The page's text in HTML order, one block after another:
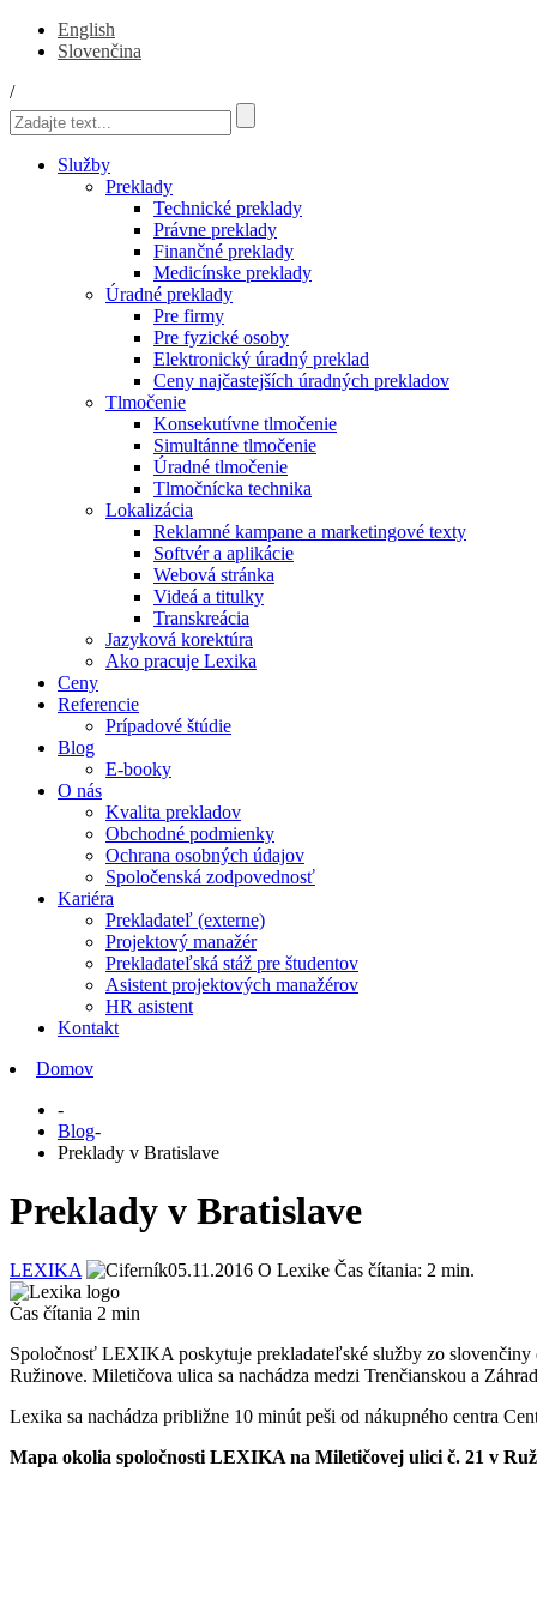
English
Slovenčina
/
Služby
Preklady
Technické preklady
Právne preklady
Finančné preklady
Medicínske preklady
Úradné preklady
Pre firmy
Pre fyzické osoby
Elektronický úradný preklad
Ceny najčastejších úradných prekladov
Tlmočenie
Konsekutívne tlmočenie
Simultánne tlmočenie
Úradné tlmočenie
Tlmočnícka technika
Lokalizácia
Reklamné kampane a marketingové texty
Softvér a aplikácie
Webová stránka
Videá a titulky
Transkreácia
Jazyková korektúra
Ako pracuje Lexika
Ceny
Referencie
Prípadové štúdie
Blog
E-booky
O nás
Kvalita prekladov
Obchodné podmienky
Ochrana osobných údajov
Spoločenská zodpovednosť
Kariéra
Prekladateľ (externe)
Projektový manažér
Prekladateľská stáž pre študentov
Asistent projektových manažérov
HR asistent
Kontakt
Domov
-
Blog-
Preklady v Bratislave
Preklady v Bratislave
LEXIKA 05.11.2016 O Lexike Čas čítania: 2 min.
Čas čítania 2 min
Spoločnosť LEXIKA poskytuje prekladateľské služby zo slovenčiny
Ružinove. Miletičova ulica sa nachádza medzi Trenčianskou a
Lexika sa nachádza približne 10 minút peši od nákupného centra
Mapa okolia spoločnosti LEXIKA na Miletičovej ulici č. 21 v